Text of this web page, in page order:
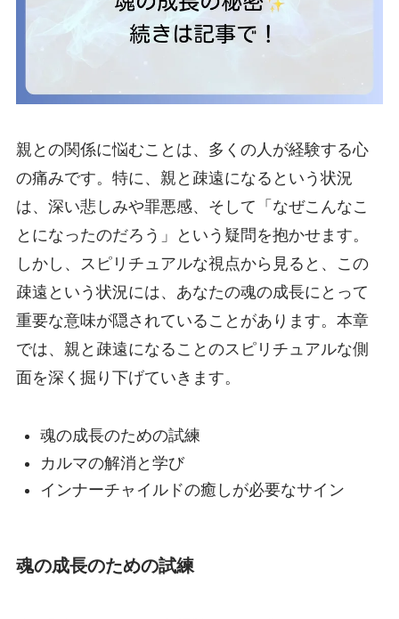
親との関係に悩むことは、多くの人が経験する心
の痛みです。特に、親と疎遠になるという状況
は、深い悲しみや罪悪感、そして「なぜこんなこ
とになったのだろう」という疑問を抱かせます。
しかし、スピリチュアルな視点から見ると、この
疎遠という状況には、あなたの魂の成長にとって
重要な意味が隠されていることがあります。本章
では、親と疎遠になることのスピリチュアルな側
面を深く掘り下げていきます。
魂の成長のための試練
カルマの解消と学び
インナーチャイルドの癒しが必要なサイン
魂の成長のための試練